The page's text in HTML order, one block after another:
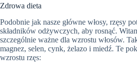
Zdrowa dieta
Podobnie jak nasze główne włosy, rzęsy
składników odżywczych, aby rosnąć.
szczególnie ważne dla wzrostu włosów.
magnez, selen, cynk, żelazo i miedź. Te
wzrostu rzęs: